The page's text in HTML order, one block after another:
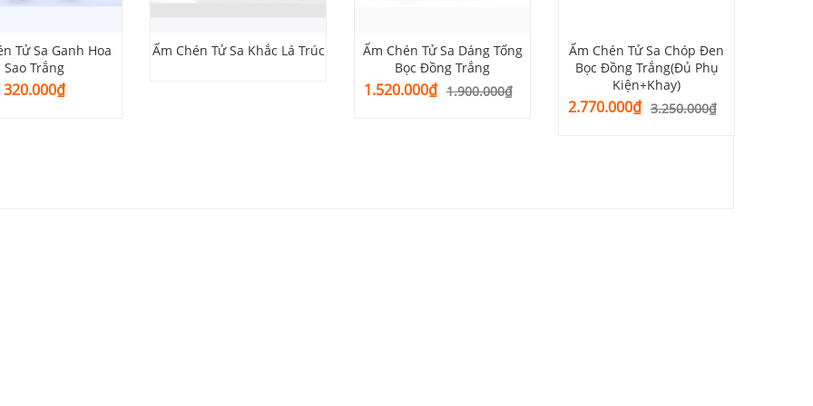
Tử Sa Ganh Hoa
Sao Trắng
320.000₫
Ấm Chén Tử Sa Khắc Lá Trúc
Ấm Chén Tử Sa Dáng Tống
Bọc Đồng Trắng
1.900.000₫
Giá
1.520.000₫Giá
Ấm Chén Tử Sa Chóp Đen
Bọc Đồng Trắng(Đủ Phụ
Kiện+Khay)
3.250.000₫
Giá
2.770.000₫Giá